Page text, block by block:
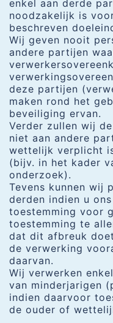
enkel aan derde
noodzakelijk is
beschreven
Wij geven nooit
andere partijen
deze partijen
maken rond het
beveiliging ervan.
Verder zullen wij
niet aan andere
wettelijk verplicht
(bijv. in het kader
onderzoek).
Tevens kunnen wij
derden indien u
toestemming voor
toestemming te
dat dit afbreuk
de verwerking
daarvan.
Wij verwerken
van minderjarigen
indien daarvoor
de ouder of